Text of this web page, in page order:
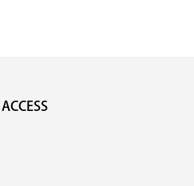
ACCESS